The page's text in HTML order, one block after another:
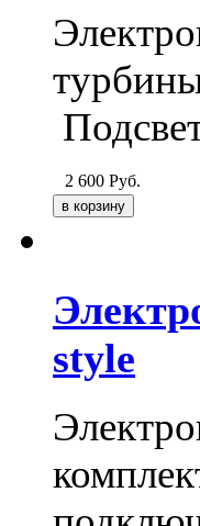
2 600 Руб.
style